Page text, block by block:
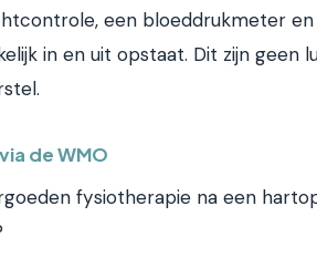
een bloeddrukmeter
in en uit opstaat. Dit zijn geen
de WMO
fysiotherapie na een